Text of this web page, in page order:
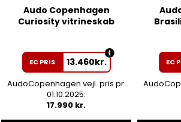
Audo Copenhagen
Curiosity vitrineskab
EC PRIS 13.460kr.
AudoCopenhagen vejl. pris pr.
01.10.2025:
17.990 kr.
EC